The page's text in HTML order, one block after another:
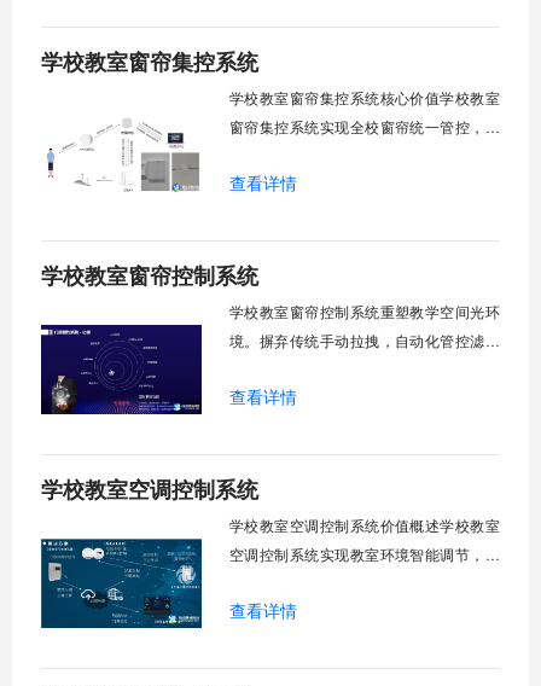
分组联动、安全防护六大模块一体化运
行，为学校提供精细化风扇管理方案。
学校教室窗帘集控系统
学校教室窗帘集控系统核心价值学校教室
窗帘集控系统实现全校窗帘统一管控，提
能化改造后，一键完成全校窗帘开合，节
生视力健康，营造舒适教学环境。节能减
排效果显著，延长窗帘使用寿命，降低学
查看详情
学校教室窗帘控制系统
学校教室窗帘控制系统重塑教学空间光环
境。摒弃传统手动拉拽，自动化管控滤除
足，节能降耗。精准适配多媒体教学、考
能智慧校园生态升级。智能光感调节1. 动
态光照追踪实时捕捉室外照度参数。光照
查看详情
学校教室空调控制系统
学校教室空调控制系统价值概述学校教室
空调控制系统实现教室环境智能调节，提
管理全校空调设备，远程监控运行状态，
警。管理人员通过平台统一管控，减少人
查看详情